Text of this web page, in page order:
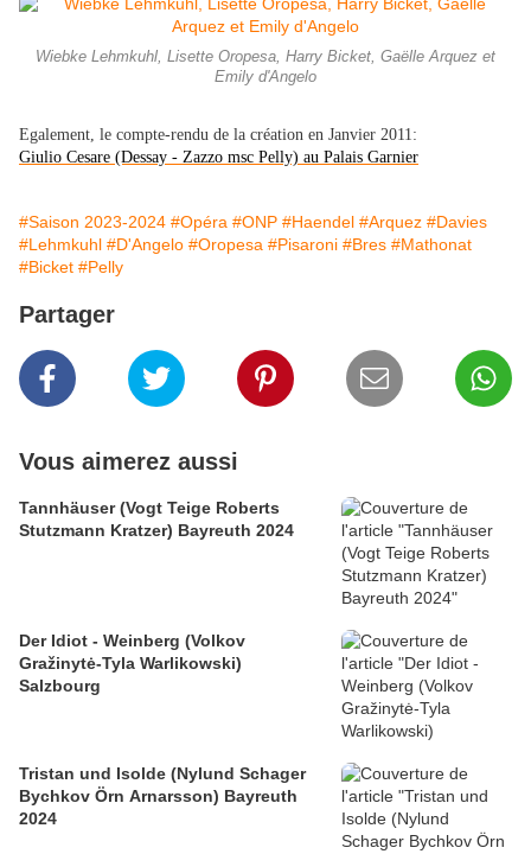
Wiebke Lehmkuhl, Lisette Oropesa, Harry Bicket, Gaëlle Arquez et
Emily d'Angelo
Egalement, le compte-rendu de la création en Janvier 2011:
Giulio Cesare (Dessay - Zazzo msc Pelly) au Palais Garnier
#Saison 2023-2024 #Opéra #ONP #Haendel #Arquez #Davies
#Lehmkuhl #D'Angelo #Oropesa #Pisaroni #Bres #Mathonat
#Bicket #Pelly
Partager
Vous aimerez aussi
Tannhäuser (Vogt Teige Roberts
Stutzmann Kratzer) Bayreuth 2024
Der Idiot - Weinberg (Volkov
Gražinytė-Tyla Warlikowski)
Salzbourg
Tristan und Isolde (Nylund Schager
Bychkov Örn Arnarsson) Bayreuth
2024